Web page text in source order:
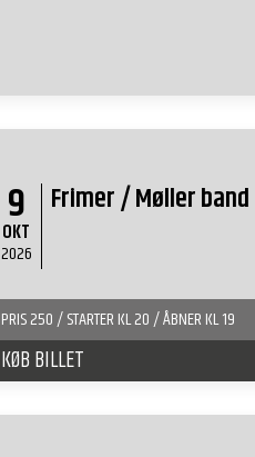
9
OKT
2026
Frimer / Møller band
PRIS 250 / STARTER KL 20 / ÅBNER KL 19
KØB BILLET